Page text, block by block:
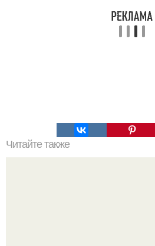
Читайте также